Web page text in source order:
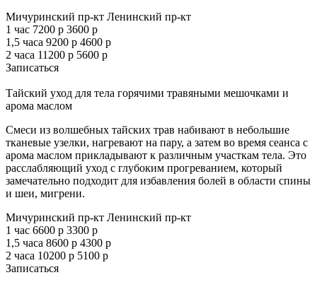
Мичуринский пр-кт Ленинский пр-кт
1 час 7200 р 3600 р
1,5 часа 9200 р 4600 р
2 часа 11200 р 5600 р
Записаться
Тайский уход для тела горячими травяными мешочками и
арома маслом
Смеси из волшебных тайских трав набивают в небольшие
тканевые узелки, нагревают на пару, а затем во время сеанса с
арома маслом прикладывают к различным участкам тела. Это
расслабляющий уход с глубоким прогреванием, который
замечательно подходит для избавления болей в области спины
и шеи, мигрени.
Мичуринский пр-кт Ленинский пр-кт
1 час 6600 р 3300 р
1,5 часа 8600 р 4300 р
2 часа 10200 р 5100 р
Записаться